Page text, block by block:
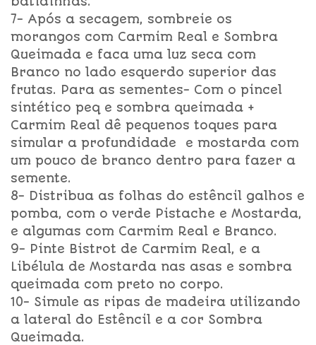
7- Após a secagem, sombreie os
morangos com Carmim Real e Sombra
Queimada e faca uma luz seca com
Branco no lado esquerdo superior das
frutas. Para as sementes- Com o pincel
sintético peq e sombra queimada +
Carmim Real dê pequenos toques para
simular a profundidade e mostarda com
um pouco de branco dentro para fazer a
semente.
8- Distribua as folhas do estêncil galhos e
pomba, com o verde Pistache e Mostarda,
e algumas com Carmim Real e Branco.
9- Pinte Bistrot de Carmim Real, e a
Libélula de Mostarda nas asas e sombra
queimada com preto no corpo.
10- Simule as ripas de madeira utilizando
a lateral do Estêncil e a cor Sombra
Queimada.